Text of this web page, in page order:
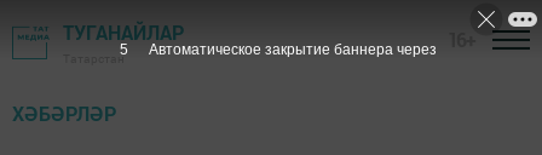
ТУГАНАЙЛАР
Татарстан
ХӘБӘРЛӘР
4 Автоматическое закрытие баннера через